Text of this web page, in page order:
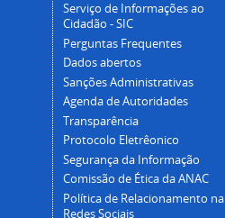
Serviço de Informações ao
Cidadão - SIC
Perguntas Frequentes
Dados abertos
Sanções Administrativas
Agenda de Autoridades
Transparência
Protocolo Eletrêonico
Segurança da Informação
Comissão de Ética da ANAC
Política de Relacionamento na
Redes Sociais